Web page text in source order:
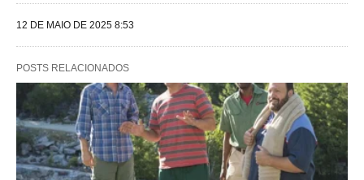
i
n
t
s
a
l
12 DE MAIO DE 2025 8:53
POSTS RELACIONADOS